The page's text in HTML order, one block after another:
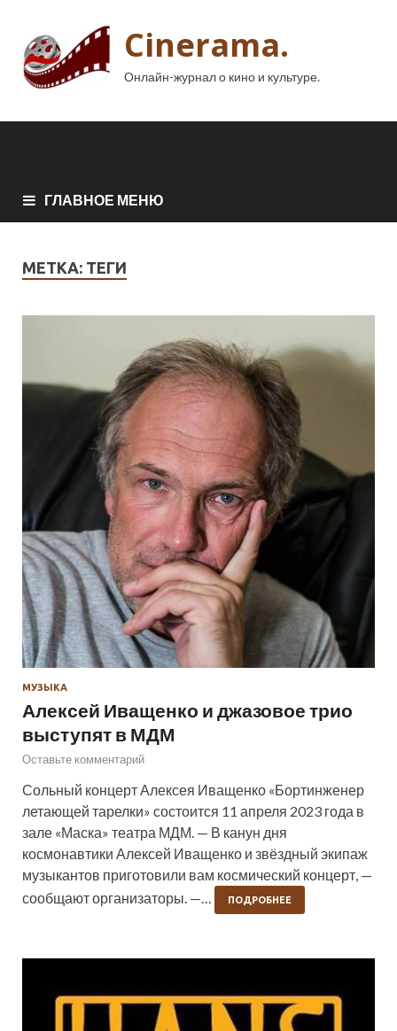
Cinerama.
Онлайн-журнал о кино и культуре.
ГЛАВНОЕ МЕНЮ
МЕТКА: ТЕГИ
МУЗЫКА
Алексей Иващенко и джазовое трио
выступят в МДМ
Оставьте комментарий
Сольный концерт Алексея Иващенко «Бортинженер
летающей тарелки» состоится 11 апреля 2023 года в
зале «Маска» театра МДМ. — В канун дня
космонавтики Алексей Иващенко и звёздный экипаж
музыкантов приготовили вам космический концерт, —
сообщают организаторы. —…
ПОДРОБНЕЕ